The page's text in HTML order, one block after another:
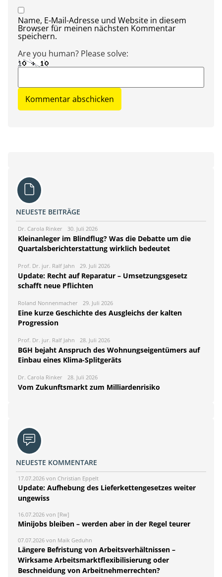
Name, E-Mail-Adresse und Website in diesem
Browser für meinen nächsten Kommentar
speichern.
Are you human? Please solve:
NEUESTE BEITRÄGE
Dr. Carola Rinker 30. Juli 2026
Kleinanleger im Blindflug? Was die Debatte um die
Quartalsberichterstattung wirklich bedeutet
Prof. Dr. jur. Ralf Jahn 29. Juli 2026
Update: Recht auf Reparatur – Umsetzungsgesetz
schafft neue Pflichten
Roland Nonnenmacher 29. Juli 2026
Eine kurze Geschichte des Ausgleichs der kalten
Progression
Prof. Dr. jur. Ralf Jahn 28. Juli 2026
BGH bejaht Anspruch des Wohnungseigentümers auf
Einbau eines Klima-Splitgeräts
Dr. Carola Rinker 28. Juli 2026
Vom Zukunftsmarkt zum Milliardenrisiko
NEUESTE KOMMENTARE
17.07.2026 von Christian Eppelt
Update: Aufhebung des Lieferkettengesetzes weiter
ungewiss
16.07.2026 von [Rw]
Minijobs bleiben – werden aber in der Regel teurer
07.07.2026 von Maik Geduhn
Längere Befristung von Arbeitsverhältnissen –
Wirksame Arbeitsmarktflexibilisierung oder
Beschneidung von Arbeitnehmerrechten?